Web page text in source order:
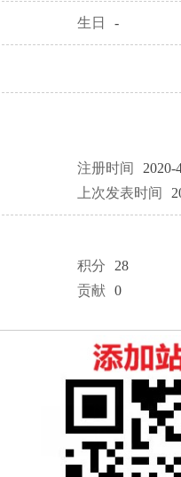
生日 -
注册时间
2020-
上次发表时间
积分
28
贡献 0